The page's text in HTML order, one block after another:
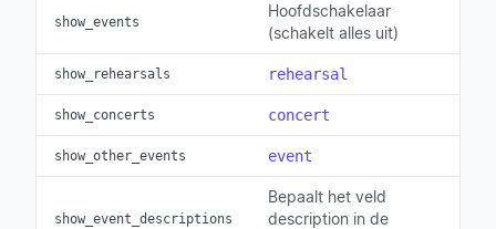
show_events
Hoofdschakelaar
(schakelt alles uit)
show_rehearsals rehearsal
show_concerts concert
show_other_events event
show_event_descriptions
Bepaalt het veld
description in de